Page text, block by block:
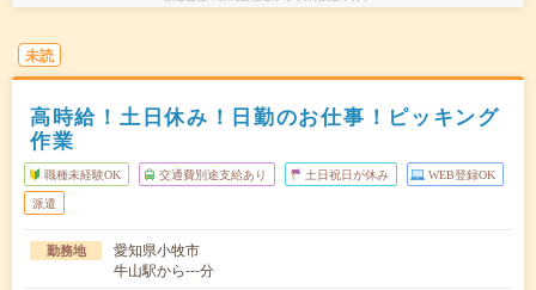
未読
高時給！土日休み！日勤のお仕事！ピッキング
作業
職種未経験OK 交通費別途支給あり 土日祝日が休み WEB登録OK
派遣
勤務地
愛知県小牧市
牛山駅から---分